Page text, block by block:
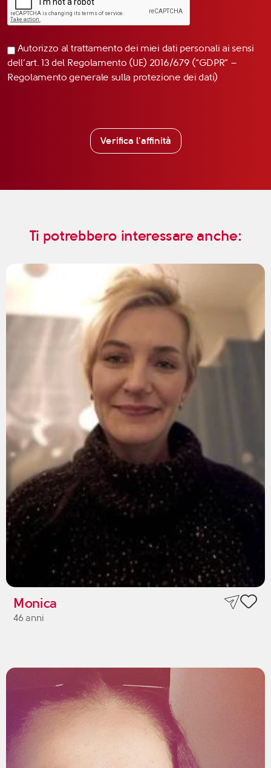
Autorizzo al trattamento dei miei dati personali ai sensi
dell’art. 13 del Regolamento (UE) 2016/679 (“GDPR” –
Regolamento generale sulla protezione dei dati)
Verifica l'affinità
Ti potrebbero interessare anche:
Monica
46 anni